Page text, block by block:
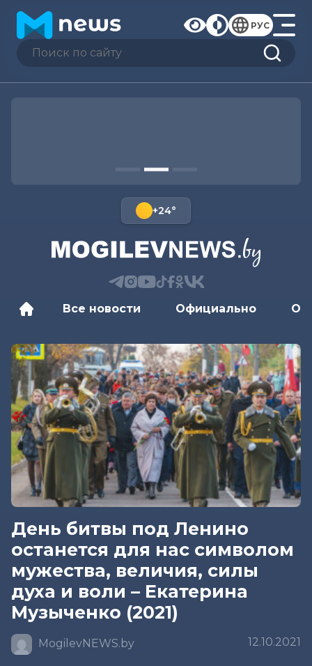
РУС
+24°
Все новости Официально
День битвы под Ленино
останется для нас символом
мужества, величия, силы
духа и воли – Екатерина
Музыченко (2021)
MogilevNEWS.by 12.10.2021